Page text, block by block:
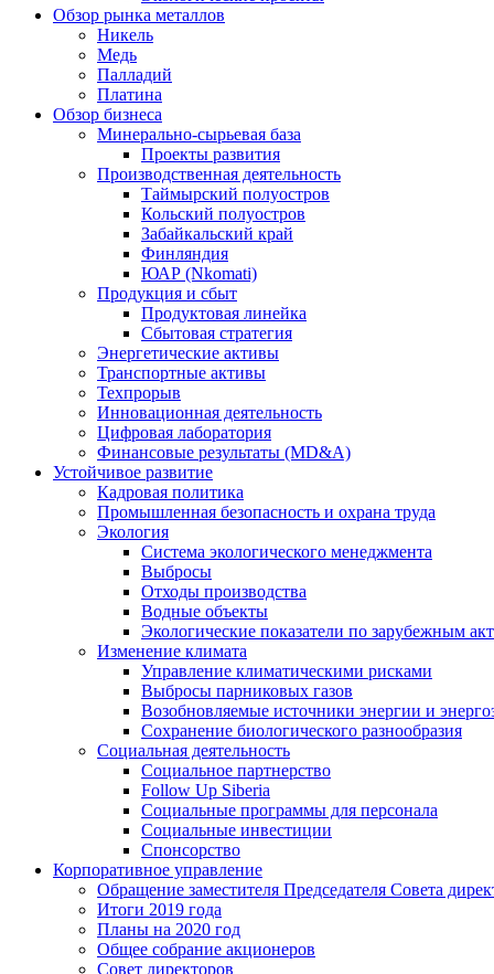
Обзор рынка металлов
Никель
Медь
Палладий
Платина
Обзор бизнеса
Минерально-сырьевая база
Проекты развития
Производственная деятельность
Таймырский полуостров
Кольский полуостров
Забайкальский край
Финляндия
ЮАР (Nkomati)
Продукция и сбыт
Продуктовая линейка
Сбытовая стратегия
Энергетические активы
Транспортные активы
Техпрорыв
Инновационная деятельность
Цифровая лаборатория
Финансовые результаты (MD&A)
Устойчивое развитие
Кадровая политика
Промышленная безопасность и охрана труда
Экология
Система экологического менеджмента
Выбросы
Отходы производства
Водные объекты
Экологические показатели по зарубежным
Изменение климата
Управление климатическими рисками
Выбросы парниковых газов
Возобновляемые источники энергии и
Сохранение биологического разнообразия
Социальная деятельность
Социальное партнерство
Follow Up Siberia
Социальные программы для персонала
Социальные инвестиции
Спонсорство
Корпоративное управление
Обращение заместителя Председателя Совета
Итоги 2019 года
Планы на 2020 год
Общее собрание акционеров
Совет директоров